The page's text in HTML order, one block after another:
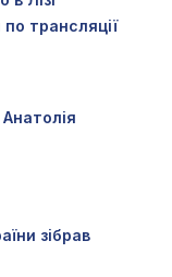
трансляції
зібрав